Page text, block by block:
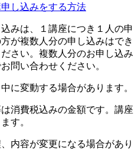
し込みをする方法
みは、１講座につき１人の申
が複数人分の申し込みはでき
さい。複数人分のお申し込み
問い合わせください。
に変動する場合があります。
消費税込みの金額です。講座
す。
内容が変更になる場合があり